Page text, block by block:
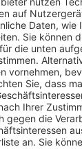
Wirtschaft